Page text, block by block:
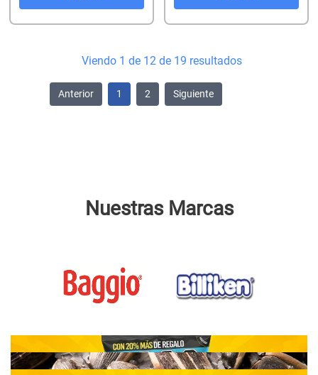
Viendo 1 de 12 de 19 resultados
Anterior 1 2 Siguiente
Nuestras Marcas